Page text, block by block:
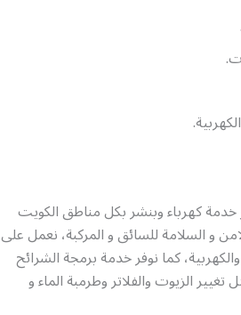
كهرباء وبنشر بكل مناطق الكويت
و السلامة للسائق و المركبة، نعمل على
كما نوفر خدمة برمجة الشرائح
الزيوت والفلاتر وطرمبة الماء و